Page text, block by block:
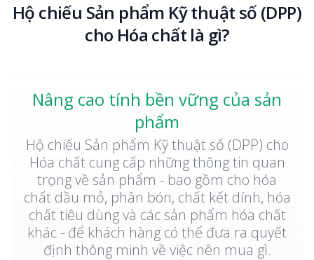
Hộ chiếu Sản phẩm Kỹ thuật số (DPP)
cho Hóa chất là gì?
Nâng cao tính bền vững của sản
phẩm
Hộ chiếu Sản phẩm Kỹ thuật số (DPP) cho
Hóa chất cung cấp những thông tin quan
trọng về sản phẩm - bao gồm cho hóa
chất dầu mỏ, phân bón, chất kết dính, hóa
chất tiêu dùng và các sản phẩm hóa chất
khác - để khách hàng có thể đưa ra quyết
định thông minh về việc nên mua gì.